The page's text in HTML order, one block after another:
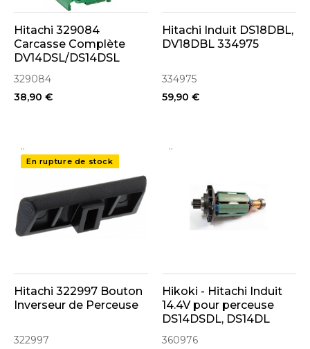
Hitachi 329084
Carcasse Complète
DV14DSL/DS14DSL
329084
38,90 €
Hitachi Induit DS18DBL,
DV18DBL 334975
334975
59,90 €
..
En rupture de stock
Hitachi 322997 Bouton
Inverseur de Perceuse
322997
..
Hikoki - Hitachi Induit
14.4V pour perceuse
DS14DSDL, DS14DL
(360976)
360976